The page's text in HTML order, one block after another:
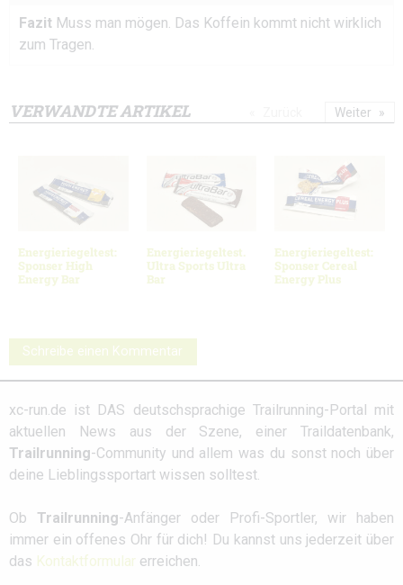
Fazit Muss man mögen. Das Koffein kommt nicht wirklich
zum Tragen.
VERWANDTE ARTIKEL
Energieriegeltest:
Sponser High
Energy Bar
Energieriegeltest.
Ultra Sports Ultra
Bar
Energieriegeltest:
Sponser Cereal
Energy Plus
Weiter
Schreibe einen Kommentar
xc-run.de ist DAS deutschsprachige Trailrunning-Portal mit
aktuellen News aus der Szene, einer Traildatenbank,
Trailrunning-Community und allem was du sonst noch über
deine Lieblingssportart wissen solltest.
Ob Trailrunning-Anfänger oder Profi-Sportler, wir haben
immer ein offenes Ohr für dich! Du kannst uns jederzeit über
das Kontaktformular erreichen.